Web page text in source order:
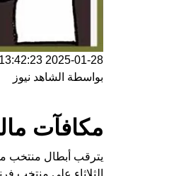
2025-01-28 13:42:23
بواسطة الشاهد نيوز
مكافآت
يترقب أبطال منتخب
الثلاثاء على منتخب